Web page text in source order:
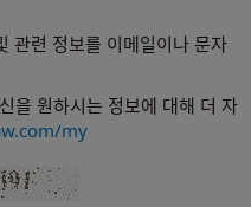
관련 정보를 이메일이나 문자
을 원하시는 정보에 대해 더 자
my